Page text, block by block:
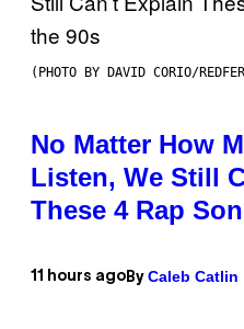
(PHOTO BY DAVID CORIO/
No Matter How
Listen, We Still
These 4 Rap
11 hours ago By Caleb Catlin